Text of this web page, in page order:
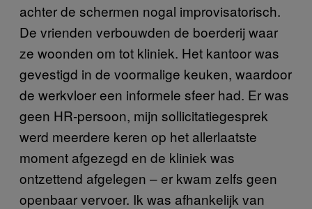
achter de schermen nogal improvisatorisch.
De vrienden verbouwden de boerderij waar
ze woonden om tot kliniek. Het kantoor was
gevestigd in de voormalige keuken, waardoor
de werkvloer een informele sfeer had. Er was
geen HR-persoon, mijn sollicitatiegesprek
werd meerdere keren op het allerlaatste
moment afgezegd en de kliniek was
ontzettend afgelegen – er kwam zelfs geen
openbaar vervoer. Ik was afhankelijk van